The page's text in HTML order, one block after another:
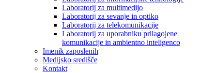
Laboratorij za multimedijo
Laboratorij za sevanje in optiko
Laboratorij za telekomunikacije
Laboratorij za uporabniku prilagojene
komunikacije in ambientno inteligenco
Imenik zaposlenih
Medijsko središče
Kontakt